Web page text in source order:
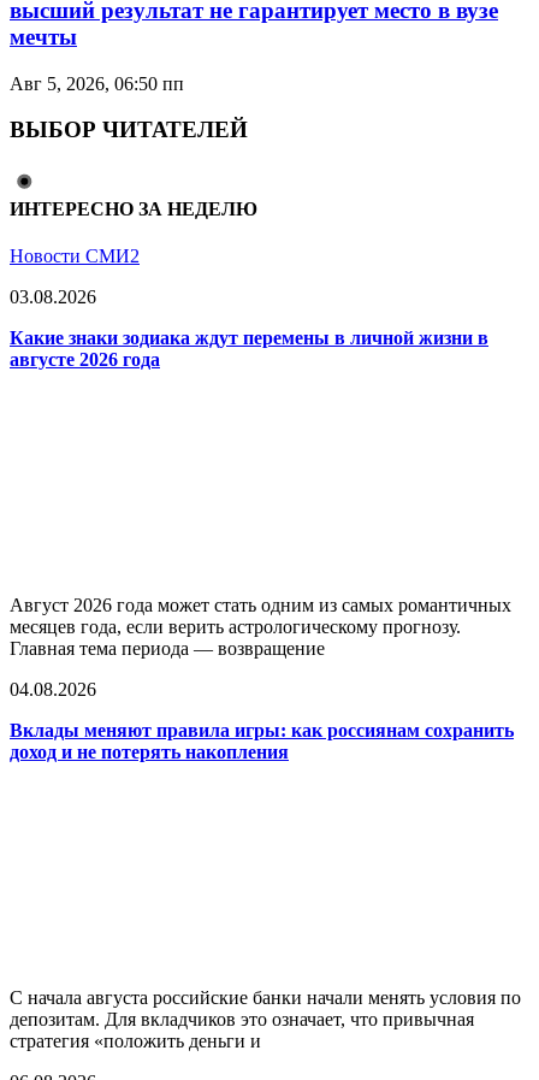
высший результат не гарантирует место в вузе
мечты
Авг 5, 2026, 06:50 пп
ВЫБОР ЧИТАТЕЛЕЙ
ИНТЕРЕСНО ЗА НЕДЕЛЮ
Новости СМИ2
03.08.2026
Какие знаки зодиака ждут перемены в личной жизни в
августе 2026 года
Август 2026 года может стать одним из самых романтичных
месяцев года, если верить астрологическому прогнозу.
Главная тема периода — возвращение
04.08.2026
Вклады меняют правила игры: как россиянам сохранить
доход и не потерять накопления
С начала августа российские банки начали менять условия по
депозитам. Для вкладчиков это означает, что привычная
стратегия «положить деньги и